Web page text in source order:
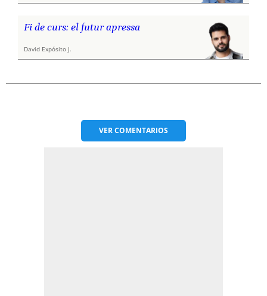
Fi de curs: el futur apressa
David Expósito J.
VERCOMENTARIOS